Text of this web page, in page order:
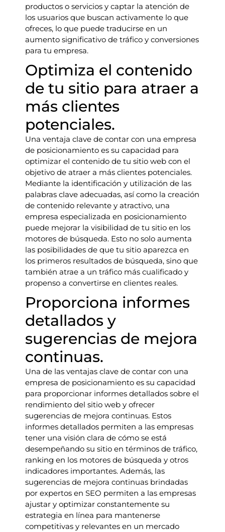
productos o servicios y captar la atención de
los usuarios que buscan activamente lo que
ofreces, lo que puede traducirse en un
aumento significativo de tráfico y conversiones
para tu empresa.
Optimiza el contenido
de tu sitio para atraer a
más clientes
potenciales.
Una ventaja clave de contar con una empresa
de posicionamiento es su capacidad para
optimizar el contenido de tu sitio web con el
objetivo de atraer a más clientes potenciales.
Mediante la identificación y utilización de las
palabras clave adecuadas, así como la creación
de contenido relevante y atractivo, una
empresa especializada en posicionamiento
puede mejorar la visibilidad de tu sitio en los
motores de búsqueda. Esto no solo aumenta
las posibilidades de que tu sitio aparezca en
los primeros resultados de búsqueda, sino que
también atrae a un tráfico más cualificado y
propenso a convertirse en clientes reales.
Proporciona informes
detallados y
sugerencias de mejora
continuas.
Una de las ventajas clave de contar con una
empresa de posicionamiento es su capacidad
para proporcionar informes detallados sobre el
rendimiento del sitio web y ofrecer
sugerencias de mejora continuas. Estos
informes detallados permiten a las empresas
tener una visión clara de cómo se está
desempeñando su sitio en términos de tráfico,
ranking en los motores de búsqueda y otros
indicadores importantes. Además, las
sugerencias de mejora continuas brindadas
por expertos en SEO permiten a las empresas
ajustar y optimizar constantemente su
estrategia en línea para mantenerse
competitivas y relevantes en un mercado